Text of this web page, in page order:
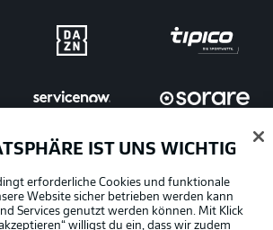
IST UNS WICHTIG
erforderliche Cookies und funktionale
Website sicher betrieben werden kann
Services genutzt werden können. Mit Klick
willigst du ein, dass wir zudem